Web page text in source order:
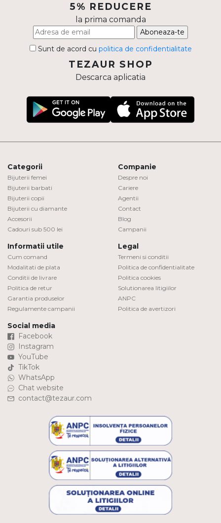
5% REDUCERE
la prima comanda
Aboneaza-te
Sunt de acord cu politica de confidentialitate
TEZAUR SHOP
Descarca aplicatia
Categorii
Bijuterii femei
Bijuterii barbati
Bijuterii copii
Bijuterii cu diamante
Accesorii
Cadouri sub 500 lei
Companie
Despre noi
Cariere
Agentii
Contact
Blog
Campanii
Informatii utile
Cum comand
Modalitati de plata
Conditii de livrare
Politica de retur
Garantia produselor
Regulamente campanii
Legal
Termeni si conditii
Politica de confidentialitate
Politica cookies
Solutionarea litigiilor
ANPC
Politica de avertizori
Social media
Facebook
Instagram
YouTube
TikTok
WhatsApp
Chat website
contact@tezaur.com